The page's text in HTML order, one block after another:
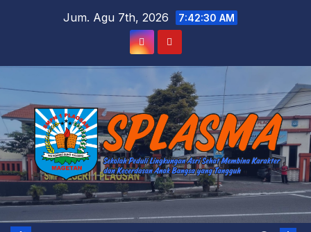
Jum. Agu 7th, 2026 7:42:30 AM